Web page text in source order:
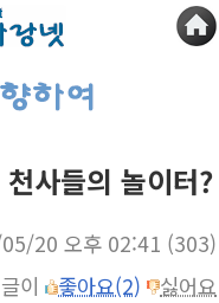
사들의 놀이터?
20 오후 02:41 (303)
이
좋아요(2) 싫어요